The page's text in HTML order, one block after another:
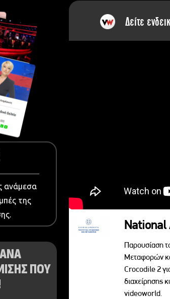
ανάμεσα
της
ΠΟΥ
Δείτε
National
Παρουσίαση
Μεταφορών
Crocodile 2
διαχείρησης
videoworld.